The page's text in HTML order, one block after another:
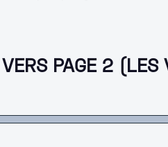
VERS PAGE 2 (LES